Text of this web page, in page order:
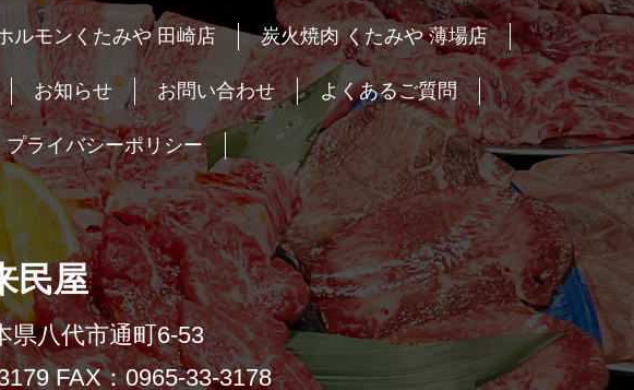
ルモンくたみや 田崎店 炭火焼肉 くたみや 薄場店
お知らせ お問い合わせ よくあるご質問
プライバシーポリシー
民屋
県八代市通町6-53
FAX：0965-33-3178